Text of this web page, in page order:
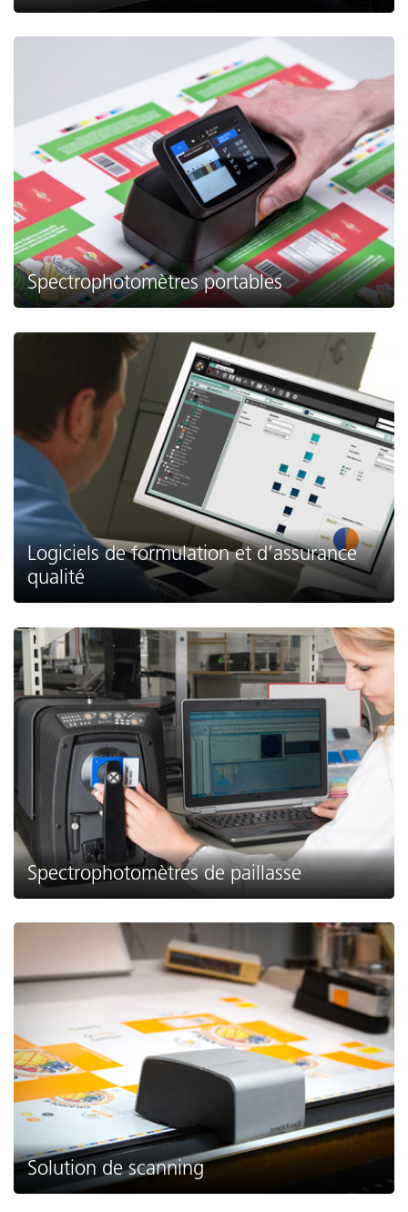
Spectrophotomètres portables
Logiciels de formulation et d’assurance
qualité
Spectrophotomètres de paillasse
Solution de scanning